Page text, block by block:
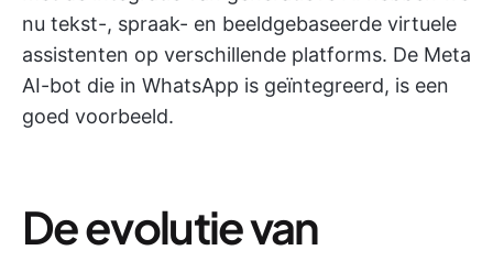
nu tekst-, spraak- en beeldgebaseerde virtuele
assistenten op verschillende platforms. De Meta
AI-bot die in WhatsApp is geïntegreerd, is een
goed voorbeeld.
De evolutie van